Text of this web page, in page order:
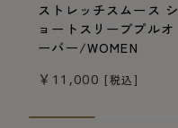
ストレッチスムース シ
ョートスリーブプルオ
ーバー/WOMEN
￥11,000 [税込]